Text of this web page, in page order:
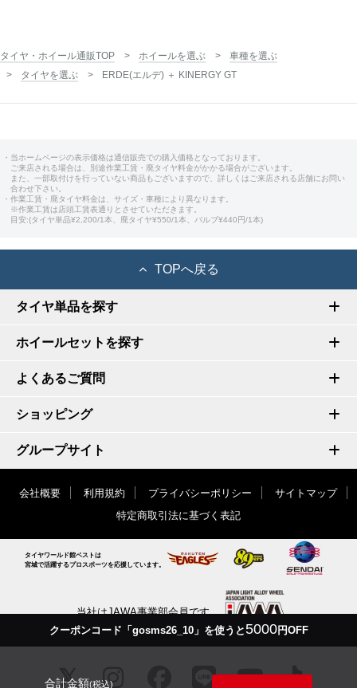
クーポンコード「gosms26_10」を使うと5000円OFF
合計金額(税込)
タイヤ・ホイール通販TOP ホイールを選ぶ
車種を選ぶ
タイヤを選ぶ
ERDE(エルデ) ＋ KINERGY GT
・当ホームページの表示価格は通信販売での購入価格となっております。
ご来店される場合は、別途作業工賃・廃タイヤ料金がかかる場合がございます。
また、一部取付けを行っていない商品もございますので、詳しくはご来店される店舗にお問い
合わせ下さい。
・作業工賃・廃タイヤ料金は、サイズ・車種により異なります。
※作業工賃は店頭工賃表通りとさせていただきます。
目安:(タイヤ単品¥2,200/1本、廃タイヤ¥550/1本、バルブ¥440円/1本)
TOPへ戻る
タイヤ単品を探す
ホイールセットを探す
よくあるご質問
ショッピング
グループサイト
会社概要 利用規約 プライバシーポリシー
サイトマップ
特定商取引法に基づく表記
タイヤワールド館ベストは
宮城で活躍するプロスポーツを応援しています。
当社はJAWA事業部会員です